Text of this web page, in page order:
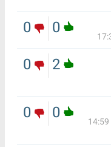
0
0
2
0
0
0